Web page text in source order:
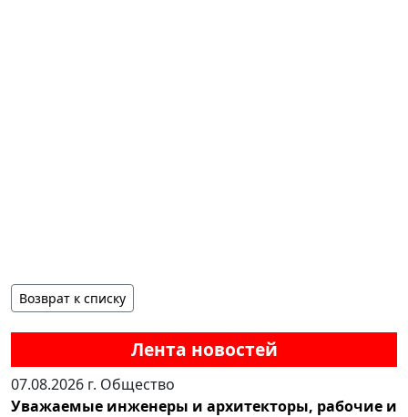
Лента новостей
07.08.2026 г. Общество
Уважаемые инженеры и архитекторы, рабочие и
Возврат к списку